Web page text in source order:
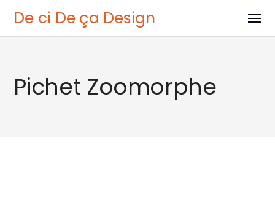
De ci De ça Design
Pichet Zoomorphe